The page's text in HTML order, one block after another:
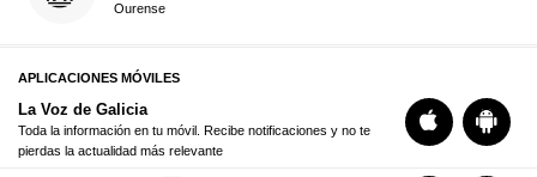
Ourense
APLICACIONES MÓVILES
La Voz de Galicia
Toda la información en tu móvil. Recibe notificaciones y no te
pierdas la actualidad más relevante